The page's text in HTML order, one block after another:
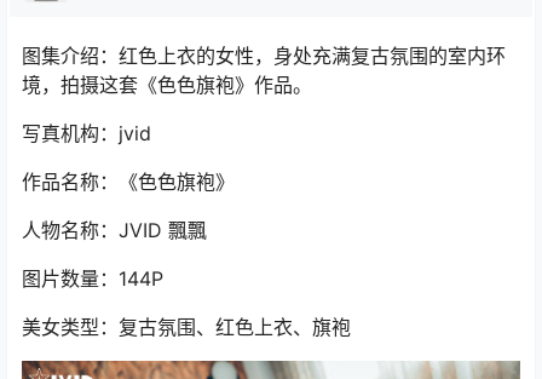
图集介绍：红色上衣的女性，身处充满复古氛围的室内环
境，拍摄这套《色色旗袍》作品。
写真机构：jvid
作品名称：《色色旗袍》
人物名称：JVID 飄飄
图片数量：144P
美女类型：复古氛围、红色上衣、旗袍